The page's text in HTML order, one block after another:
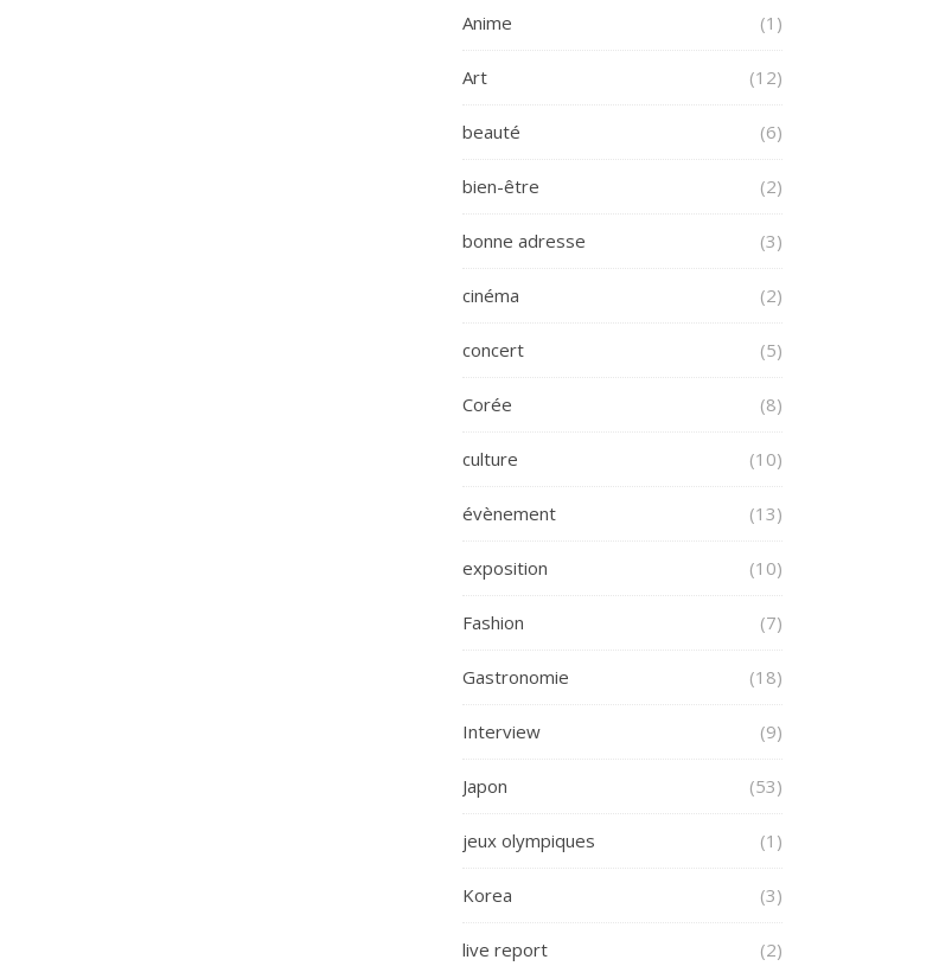
Anime (1)
Art (12)
beauté (6)
bien-être (2)
bonne adresse (3)
cinéma (2)
concert (5)
Corée (8)
culture (10)
évènement (13)
exposition (10)
Fashion (7)
Gastronomie (18)
Interview (9)
Japon (53)
jeux olympiques (1)
Korea (3)
live report (2)